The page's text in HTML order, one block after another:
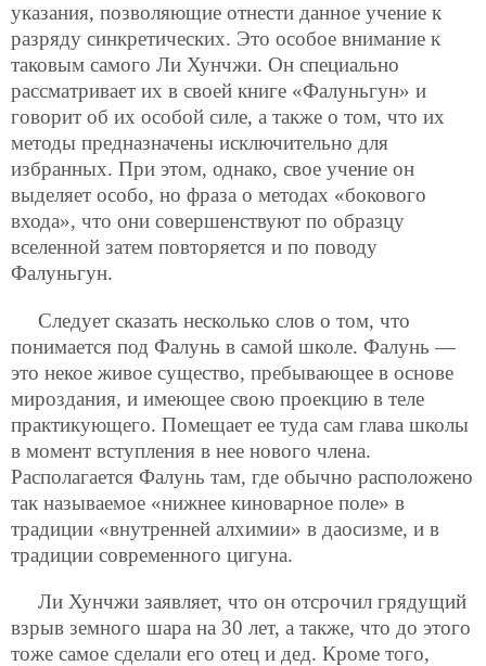
указания, позволяющие отнести данное учение к
разряду синкретических. Это особое внимание к
таковым самого Ли Хунчжи. Он специально
рассматривает их в своей книге «Фалуньгун» и
говорит об их особой силе, а также о том, что их
методы предназначены исключительно для
избранных. При этом, однако, свое учение он
выделяет особо, но фраза о методах «бокового
входа», что они совершенствуют по образцу
вселенной затем повторяется и по поводу
Фалуньгун.
Следует сказать несколько слов о том, что
понимается под Фалунь в самой школе. Фалунь —
это некое живое существо, пребывающее в основе
мироздания, и имеющее свою проекцию в теле
практикующего. Помещает ее туда сам глава школы
в момент вступления в нее нового члена.
Располагается Фалунь там, где обычно расположено
так называемое «нижнее киноварное поле» в
традиции «внутренней алхимии» в даосизме, и в
традиции современного цигуна.
Ли Хунчжи заявляет, что он отсрочил грядущий
взрыв земного шара на 30 лет, а также, что до этого
тоже самое сделали его отец и дед. Кроме того,